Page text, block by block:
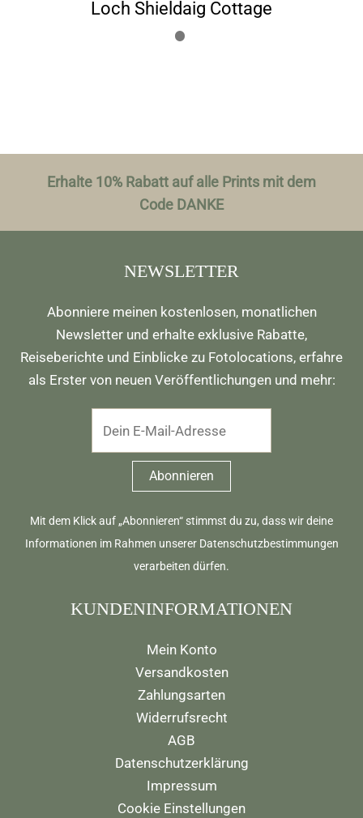
Loch Shieldaig Cottage
Erhalte 10% Rabatt auf alle Prints mit dem
Code DANKE
NEWSLETTER
Abonniere meinen kostenlosen, monatlichen
Newsletter und erhalte exklusive Rabatte,
Reiseberichte und Einblicke zu Fotolocations, erfahre
als Erster von neuen Veröffentlichungen und mehr:
Mit dem Klick auf „Abonnieren“ stimmst du zu, dass wir deine
Informationen im Rahmen unserer Datenschutzbestimmungen
verarbeiten dürfen.
KUNDENINFORMATIONEN
Mein Konto
Versandkosten
Zahlungsarten
Widerrufsrecht
AGB
Datenschutzerklärung
Impressum
Cookie Einstellungen